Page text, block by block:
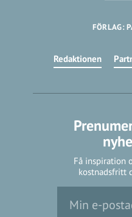
FÖRLAG:
Redaktionen
Få inspiration
kostnadsfritt